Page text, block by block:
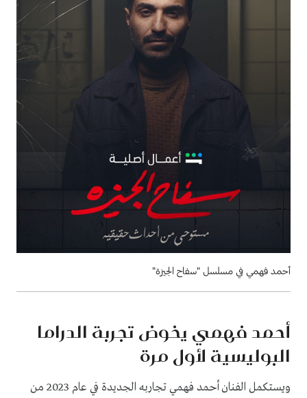
أحمد فهمي في مسلسل "سفاح الجيزة"
أحمد فهمي يخوض تجربة الدراما
البوليسية لأول مرة
ويستكمل الفنان أحمد فهمي تجاربه الجديدة في عام 2023 من